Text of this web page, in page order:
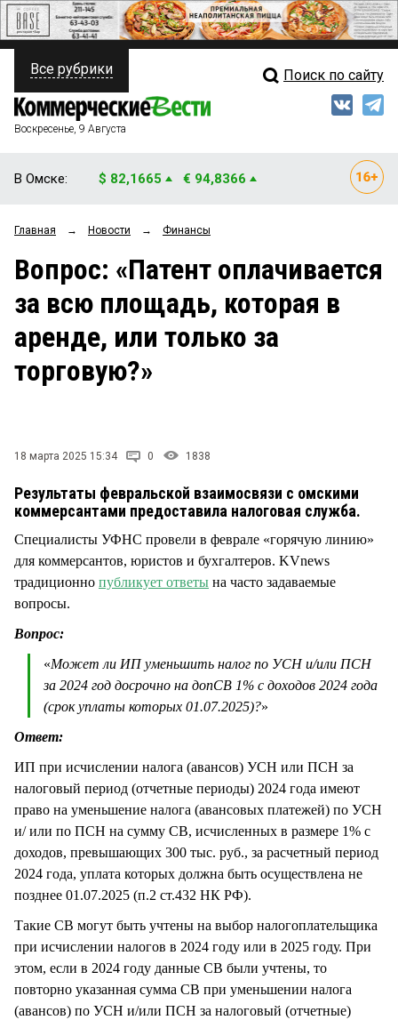
ПОЛИТИКА
ФИНАНСЫ
ОБЩЕСТВО
ЗАКОН
Свежий выпуск
Рейтинги
Блоги
Архив
Все рубрики Поиск по сайту
Воскресенье, 9 Августа
В Омске: $ 82,1665 € 94,8366
Главная → Новости → Финансы
Вопрос: «Патент оплачивается
за всю площадь, которая в
аренде, или только за
торговую?»
18 марта 2025 15:34 0 1838
Результаты февральской взаимосвязи с омскими
коммерсантами предоставила налоговая служба.
Специалисты УФНС провели в феврале «горячую линию»
для коммерсантов, юристов и бухгалтеров. KVnews
традиционно публикует ответы на часто задаваемые
вопросы.
Вопрос:
«Может ли ИП уменьшить налог по УСН и/или ПСН
за 2024 год досрочно на допСВ 1% с доходов 2024 года
(срок уплаты которых 01.07.2025)?»
Ответ:
ИП при исчислении налога (авансов) УСН или ПСН за
налоговый период (отчетные периоды) 2024 года имеют
право на уменьшение налога (авансовых платежей) по УСН
и/ или по ПСН на сумму СВ, исчисленных в размере 1% с
доходов, превышающих 300 тыс. руб., за расчетный период
2024 года, уплата которых должна быть осуществлена не
позднее 01.07.2025 (п.2 ст.432 НК РФ).
Такие СВ могут быть учтены на выбор налогоплательщика
при исчислении налогов в 2024 году или в 2025 году. При
этом, если в 2024 году данные СВ были учтены, то
повторно указанная сумма СВ при уменьшении налога
(авансов) по УСН и/или ПСН за налоговый (отчетные)